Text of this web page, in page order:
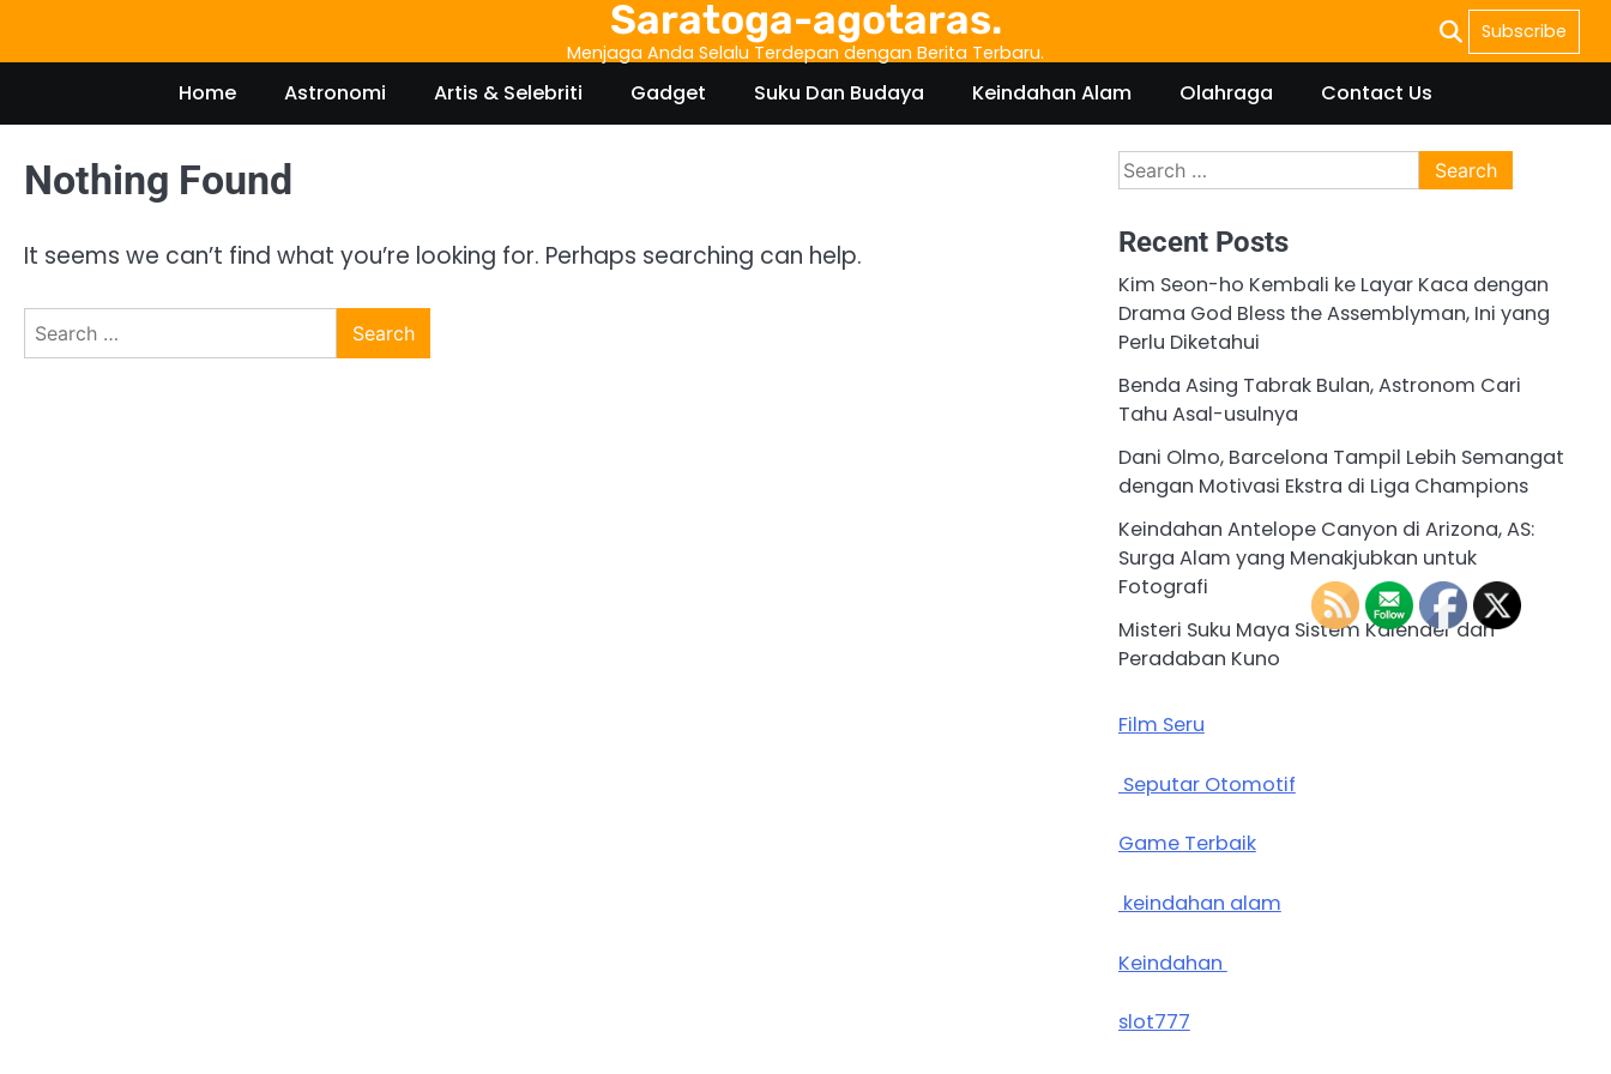
content
Saratoga-agotaras.
Menjaga Anda Selalu Terdepan dengan Berita Terbaru.
Subscribe
Home Astronomi Artis & Selebriti Gadget Suku Dan Budaya Keindahan Alam Olahraga Contact Us
Nothing Found
It seems we can’t find what you’re looking for. Perhaps searching can help.
Search
for:
Search
for:
Recent Posts
Kim Seon-ho Kembali ke Layar Kaca dengan
Drama God Bless the Assemblyman, Ini yang
Perlu Diketahui
Benda Asing Tabrak Bulan, Astronom Cari
Tahu Asal-usulnya
Dani Olmo, Barcelona Tampil Lebih Semangat
dengan Motivasi Ekstra di Liga Champions
Keindahan Antelope Canyon di Arizona, AS:
Surga Alam yang Menakjubkan untuk
Fotografi
Misteri Suku Maya Sistem Kalender dan
Peradaban Kuno
Film Seru
Seputar Otomotif
Game Terbaik
keindahan alam
Keindahan
slot777